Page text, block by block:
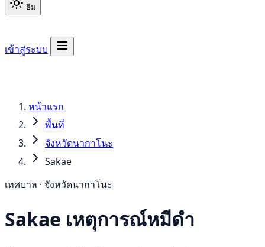
ธีม
เข้าสู่ระบบ
หน้าแรก
พื้นที่
จังหวัดนากาโนะ
Sakae
เทศบาล · จังหวัดนากาโนะ
Sakae เหตุการณ์หมีดำ